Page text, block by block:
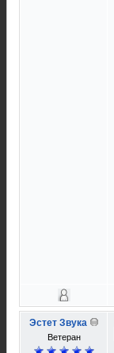
Эстет Звука
Ветеран